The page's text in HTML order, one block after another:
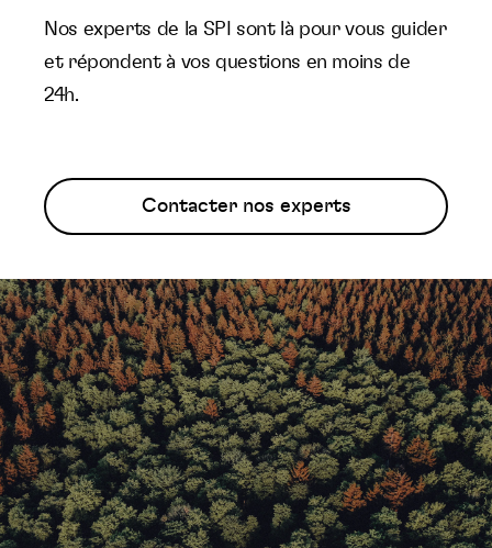
Nos experts de la SPI sont là pour vous guider
et répondent à vos questions en moins de
24h.
Contacter nos experts